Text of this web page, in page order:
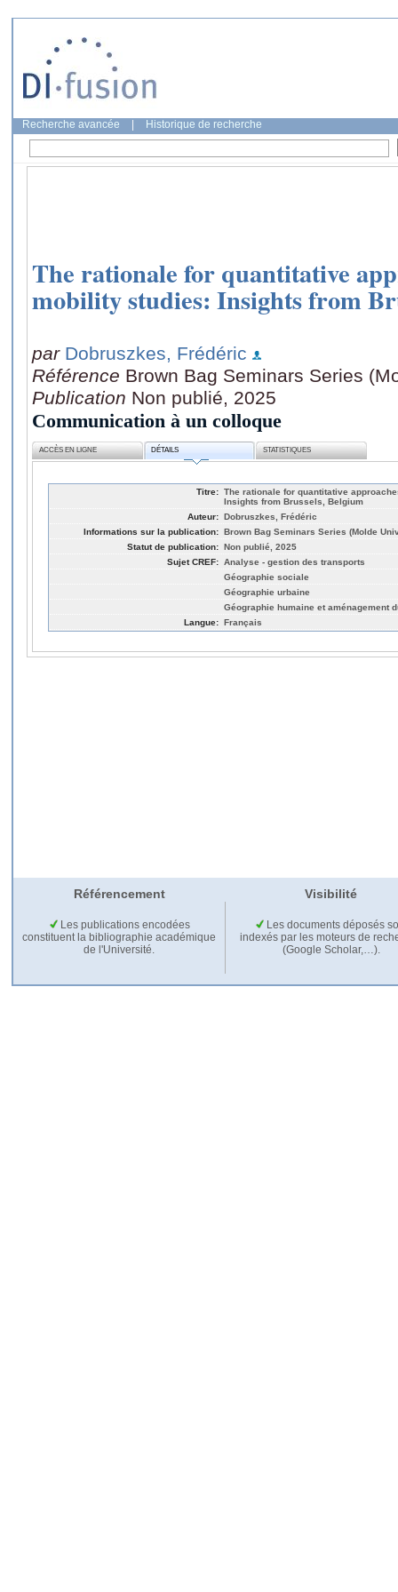
Recherche avancée Historique de recherche
The rationale for quantitative
mobility studies: Insights from
par Dobruszkes, Frédéric
Référence Brown Bag Seminars Series
Publication Non publié, 2025
Communication à un colloque
ACCÈS EN LIGNE DÉTAILS STATISTIQUES
Titre: The rationale for quantitative
Insights from Brussels, Belgium
Auteur: Dobruszkes, Frédéric
Informations sur la publication: Brown Bag Seminars Series (Molde
Statut de publication: Non publié, 2025
Sujet CREF: Analyse - gestion des transports
Géographie sociale
Géographie urbaine
Géographie humaine et aménagement
Langue: Français
Référencement Visibilité
Les publications encodées
constituent la bibliographie académique
de l'Université.
Les documents déposés
indexés par les moteurs de
(Google Scholar,…).